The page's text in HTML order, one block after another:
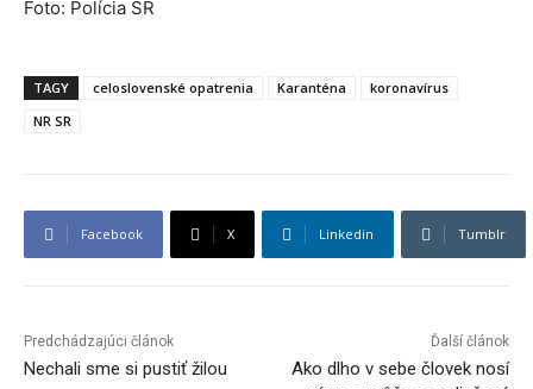
Foto: Polícia SR
TAGY celoslovenské opatrenia Karanténa
koronavírus
NR SR
Facebook X Linkedin Tumblr
Predchádzajúci článok
Nechali sme si pustiť žilou
Ďalší článok
Ako dlho v sebe človek nosí